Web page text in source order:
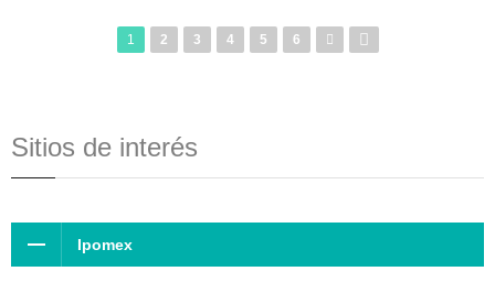
1 2 3 4 5 6
Sitios de interés
Ipomex